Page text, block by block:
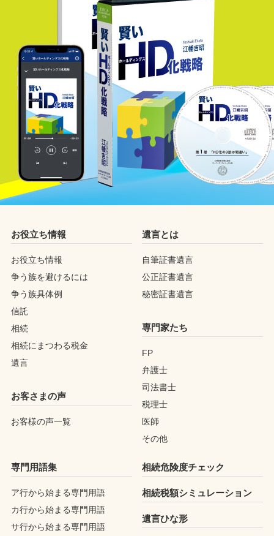
お役立ち情報
お役立ち情報
争う族を避けるには
争う族具体例
信託
相続
相続にまつわる税金
遺言
お客さまの声
お客様の声一覧
遺言とは
自筆証書遺言
公正証書遺言
秘密証書遺言
専門家たち
FP
弁護士
司法書士
税理士
医師
その他
専門用語集
ア行から始まる専門用語
カ行から始まる専門用語
サ行から始まる専門用語
相続危険度チェック
相続税額シミュレーション
遺言ひな形